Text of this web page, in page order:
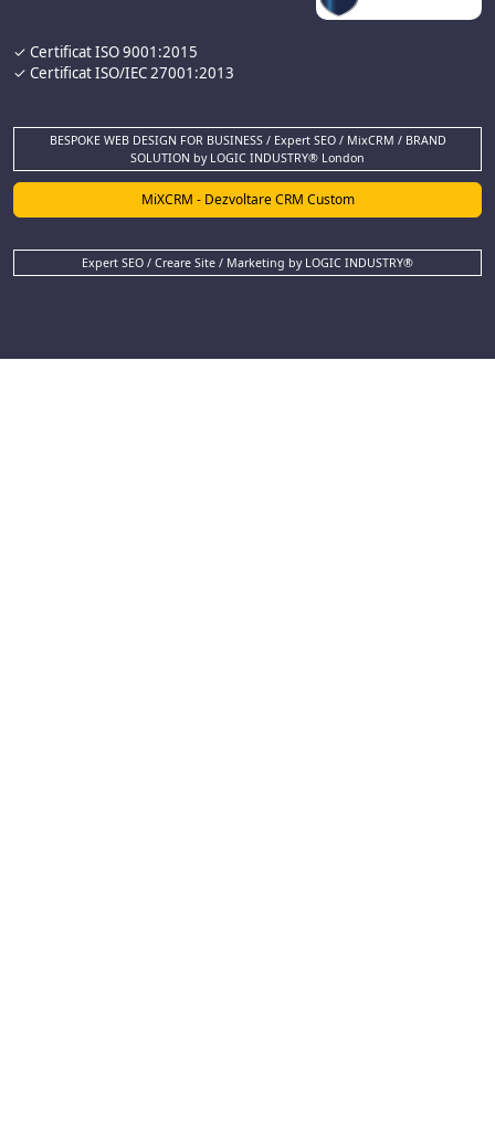
✓ Certificat ISO 9001:2015
✓ Certificat ISO/IEC 27001:2013
BESPOKE WEB DESIGN FOR BUSINESS / Expert SEO / MixCRM / BRAND
SOLUTION by LOGIC INDUSTRY® London
MiXCRM - Dezvoltare CRM Custom
Expert SEO / Creare Site / Marketing by LOGIC INDUSTRY®